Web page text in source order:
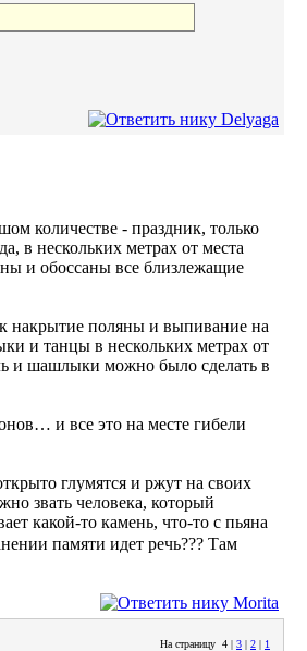
количестве - праздник, только
в нескольких метрах от места
и обоссаны все близлежащие
накрытие поляны и выпивание на
и танцы в нескольких метрах от
и шашлыки можно было сделать в
и все это на месте гибели
глумятся и ржут на своих
звать человека, который
какой-то камень, что-то с пьяна
памяти идет речь??? Там
На страницу 4 | 3 | 2 | 1